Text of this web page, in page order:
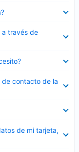
a través de
de contacto de la
de mi tarjeta,